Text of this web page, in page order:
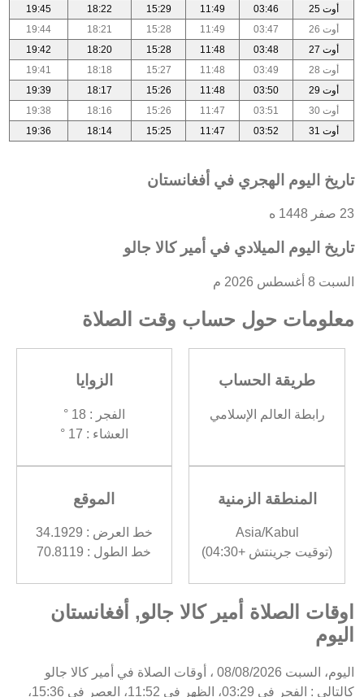
أوت 25
03:46
11:49
15:29
18:22
19:45
أوت 26
03:47
11:49
15:28
18:21
19:44
أوت 27
03:48
11:48
15:28
18:20
19:42
أوت 28
03:49
11:48
15:27
18:18
19:41
أوت 29
03:50
11:48
15:26
18:17
19:39
أوت 30
03:51
11:47
15:26
18:16
19:38
أوت 31
03:52
11:47
15:25
18:14
19:36
تاريخ اليوم الهجري في أفغانستان
23 صفر 1448 ه
تاريخ اليوم الميلادي في أمير كالا جالو
السبت 8 أغسطس 2026 م
معلومات حول حساب وقت الصلاة
طريقة الحساب
رابطة العالم الإسلامي
الزوايا
الفجر : 18 °
العشاء : 17 °
المنطقة الزمنية
Asia/Kabul
(توقيت جرينتش +04:30)
الموقع
خط العرض : 34.1929
خط الطول : 70.8119
اوقات الصلاة أمير كالا جالو, أفغانستان
اليوم
اليوم، السبت 08/08/2026 ، أوقات الصلاة في أمير كالا جالو
كالتالي : الفجر في 03:29، الظهر في 11:52، العصر في 15:36،